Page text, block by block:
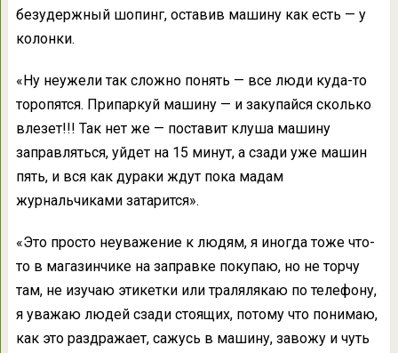
безудержный шопинг, оставив машину как есть — у
колонки.
«Ну неужели так сложно понять — все люди куда-то
торопятся. Припаркуй машину — и закупайся сколько
влезет!!! Так нет же — поставит клуша машину
заправляться, уйдет на 15 минут, а сзади уже машин
пять, и вся как дураки ждут пока мадам
журнальчиками затарится».
«Это просто неуважение к людям, я иногда тоже что-
то в магазинчике на заправке покупаю, но не торчу
там, не изучаю этикетки или тралялякаю по телефону,
я уважаю людей сзади стоящих, потому что понимаю,
как это раздражает, сажусь в машину, завожу и чуть